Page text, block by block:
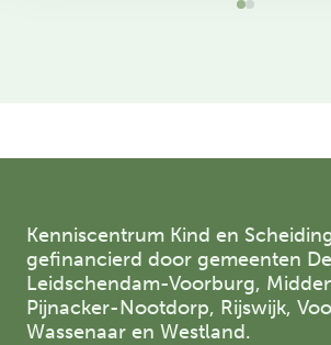
Kenniscentrum Kind en
gefinancierd door gemeenten
Leidschendam-Voorburg,
Pijnacker-Nootdorp, Rijswijk,
Wassenaar en Westland.